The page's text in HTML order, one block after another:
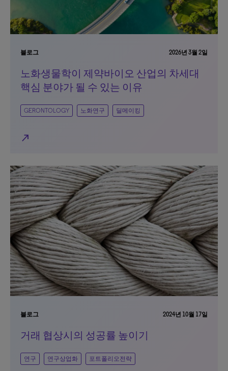
블로그 2026년 3월 2일
노화생물학이 제약바이오 산업의 차세대
핵심 분야가 될 수 있는 이유
GERONTOLOGY 노화연구 딜메이킹
north_east
블로그 2024년 10월 17일
거래 협상시의 성공률 높이기
연구 연구상업화 포트폴리오전략